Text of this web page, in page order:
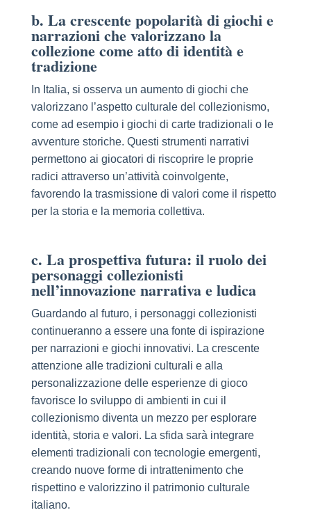
b. La crescente popolarità di giochi e
narrazioni che valorizzano la
collezione come atto di identità e
tradizione
In Italia, si osserva un aumento di giochi che
valorizzano l’aspetto culturale del collezionismo,
come ad esempio i giochi di carte tradizionali o le
avventure storiche. Questi strumenti narrativi
permettono ai giocatori di riscoprire le proprie
radici attraverso un’attività coinvolgente,
favorendo la trasmissione di valori come il rispetto
per la storia e la memoria collettiva.
c. La prospettiva futura: il ruolo dei
personaggi collezionisti
nell’innovazione narrativa e ludica
Guardando al futuro, i personaggi collezionisti
continueranno a essere una fonte di ispirazione
per narrazioni e giochi innovativi. La crescente
attenzione alle tradizioni culturali e alla
personalizzazione delle esperienze di gioco
favorisce lo sviluppo di ambienti in cui il
collezionismo diventa un mezzo per esplorare
identità, storia e valori. La sfida sarà integrare
elementi tradizionali con tecnologie emergenti,
creando nuove forme di intrattenimento che
rispettino e valorizzino il patrimonio culturale
italiano.